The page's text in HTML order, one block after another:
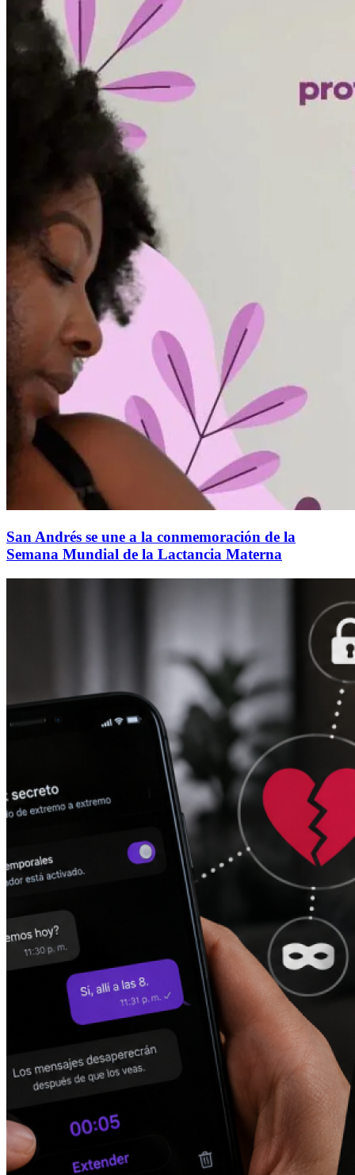
San Andrés se une a la conmemoración de la
Semana Mundial de la Lactancia Materna